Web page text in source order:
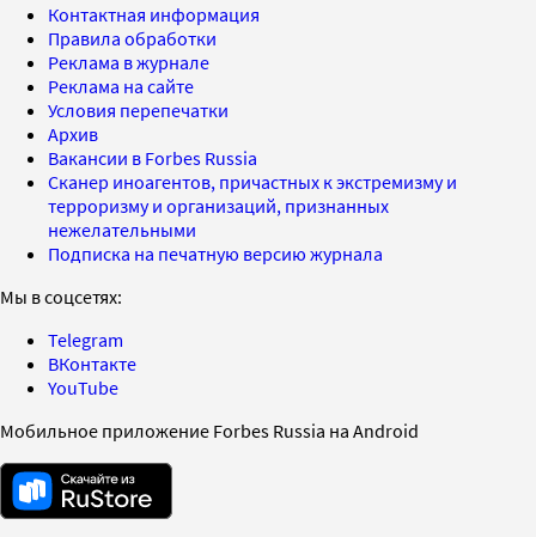
Контактная информация
Правила обработки
Реклама в журнале
Реклама на сайте
Условия перепечатки
Архив
Вакансии в Forbes Russia
Сканер иноагентов, причастных к экстремизму и
терроризму и организаций, признанных
нежелательными
Подписка на печатную версию журнала
Мы в соцсетях:
Telegram
ВКонтакте
YouTube
Мобильное приложение Forbes Russia на Android